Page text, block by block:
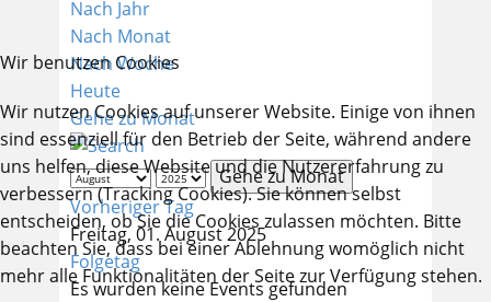
Nach Jahr
Nach Monat
Nach Woche
Heute
Gehe zu Monat
Gehe zu Monat
Vorheriger Tag
Freitag, 01. August 2025
Folgetag
Es wurden keine Events gefunden
Wir benutzen Cookies
Wir nutzen Cookies auf unserer Website. Einige von ihnen
sind essenziell für den Betrieb der Seite, während andere
uns helfen, diese Website und die Nutzererfahrung zu
verbessern (Tracking Cookies). Sie können selbst
entscheiden, ob Sie die Cookies zulassen möchten. Bitte
beachten Sie, dass bei einer Ablehnung womöglich nicht
mehr alle Funktionalitäten der Seite zur Verfügung stehen.